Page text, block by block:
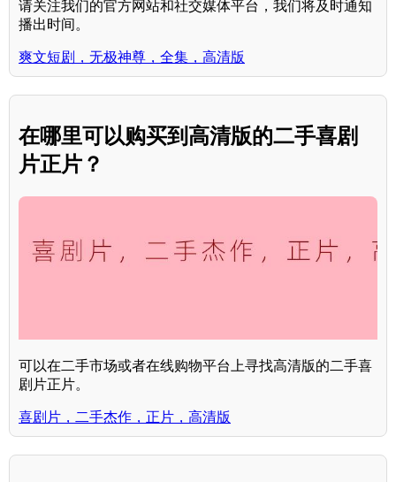
请关注我们的官方网站和社交媒体平台，我们将及时通知
播出时间。
爽文短剧，无极神尊，全集，高清版
在哪里可以购买到高清版的二手喜剧
片正片？
可以在二手市场或者在线购物平台上寻找高清版的二手喜
剧片正片。
喜剧片，二手杰作，正片，高清版